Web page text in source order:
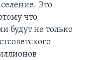
Это
что
будут не только